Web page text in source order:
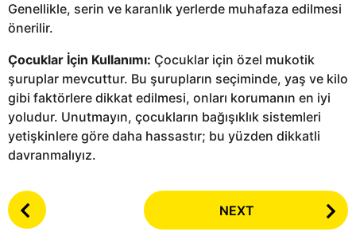
Genellikle, serin ve karanlık yerlerde muhafaza edilmesi
önerilir.
Çocuklar İçin Kullanımı: Çocuklar için özel mukotik
şuruplar mevcuttur. Bu şurupların seçiminde, yaş ve kilo
gibi faktörlere dikkat edilmesi, onları korumanın en iyi
yoludur. Unutmayın, çocukların bağışıklık sistemleri
yetişkinlere göre daha hassastır; bu yüzden dikkatli
davranmalıyız.
P
o
NEXT